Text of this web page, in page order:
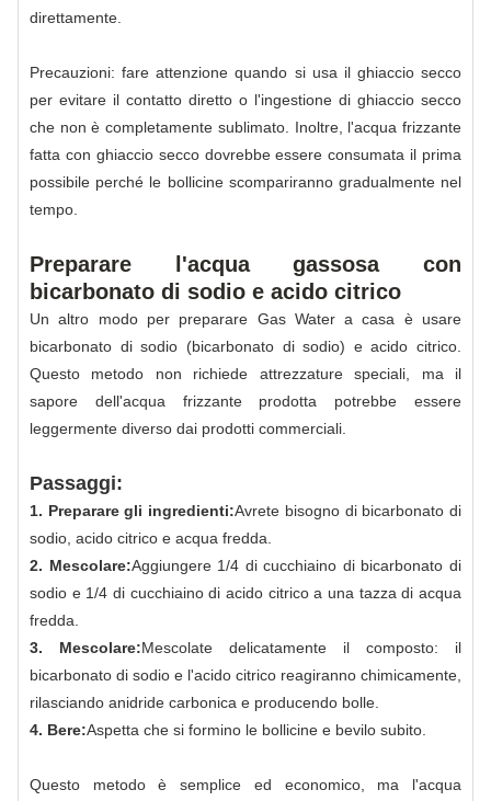
direttamente.
Precauzioni: fare attenzione quando si usa il ghiaccio secco
per evitare il contatto diretto o l'ingestione di ghiaccio secco
che non è completamente sublimato. Inoltre, l'acqua frizzante
fatta con ghiaccio secco dovrebbe essere consumata il prima
possibile perché le bollicine scompariranno gradualmente nel
tempo.
Preparare l'acqua gassosa con
bicarbonato di sodio e acido citrico
Un altro modo per preparare Gas Water a casa è usare
bicarbonato di sodio (bicarbonato di sodio) e acido citrico.
Questo metodo non richiede attrezzature speciali, ma il
sapore dell'acqua frizzante prodotta potrebbe essere
leggermente diverso dai prodotti commerciali.
Passaggi:
1. Preparare gli ingredienti:Avrete bisogno di bicarbonato di
sodio, acido citrico e acqua fredda.
2. Mescolare:Aggiungere 1/4 di cucchiaino di bicarbonato di
sodio e 1/4 di cucchiaino di acido citrico a una tazza di acqua
fredda.
3. Mescolare:Mescolate delicatamente il composto: il
bicarbonato di sodio e l'acido citrico reagiranno chimicamente,
rilasciando anidride carbonica e producendo bolle.
4. Bere:Aspetta che si formino le bollicine e bevilo subito.
Questo metodo è semplice ed economico, ma l'acqua